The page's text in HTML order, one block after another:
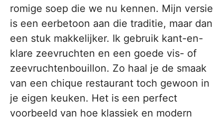
romige soep die we nu kennen. Mijn versie
is een eerbetoon aan die traditie, maar dan
een stuk makkelijker. Ik gebruik kant-en-
klare zeevruchten en een goede vis- of
zeevruchtenbouillon. Zo haal je de smaak
van een chique restaurant toch gewoon in
je eigen keuken. Het is een perfect
voorbeeld van hoe klassiek en modern